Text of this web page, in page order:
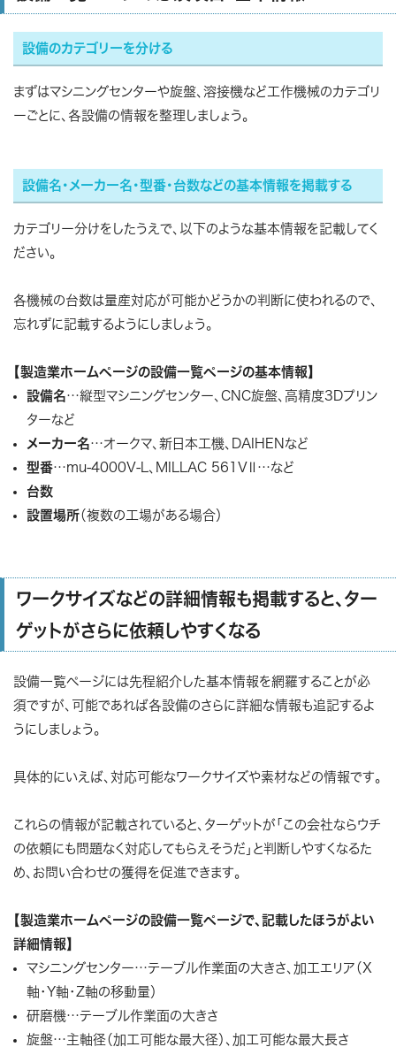
設備のカテゴリーを分ける
まずはマシニングセンターや旋盤、溶接機など工作機械のカテゴリ
ーごとに、各設備の情報を整理しましょう。
設備名・メーカー名・型番・台数などの基本情報を掲載する
カテゴリー分けをしたうえで、以下のような基本情報を記載してく
ださい。
各機械の台数は量産対応が可能かどうかの判断に使われるので、
忘れずに記載するようにしましょう。
【製造業ホームページの設備一覧ページの基本情報】
設備名…縦型マシニングセンター、CNC旋盤、高精度3Dプリン
ターなど
メーカー名…オークマ、新日本工機、DAIHENなど
型番…mu-4000V-L、MILLAC 561VⅡ…など
台数
設置場所（複数の工場がある場合）
ワークサイズなどの詳細情報も掲載すると、ター
ゲットがさらに依頼しやすくなる
設備一覧ページには先程紹介した基本情報を網羅することが必
須ですが、可能であれば各設備のさらに詳細な情報も追記するよ
うにしましょう。
具体的にいえば、対応可能なワークサイズや素材などの情報です。
これらの情報が記載されていると、ターゲットが「この会社ならウチ
の依頼にも問題なく対応してもらえそうだ」と判断しやすくなるた
め、お問い合わせの獲得を促進できます。
【製造業ホームページの設備一覧ページで、記載したほうがよい
詳細情報】
マシニングセンター…テーブル作業面の大きさ、加工エリア（X
軸・Y軸・Z軸の移動量）
研磨機…テーブル作業面の大きさ
旋盤…主軸径（加工可能な最大径）、加工可能な最大長さ